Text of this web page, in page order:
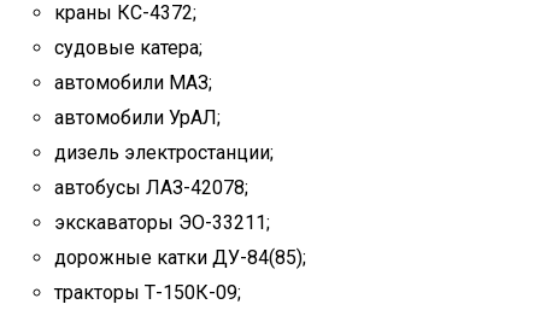
краны КС-4372;
судовые катера;
автомобили МАЗ;
автомобили УрАЛ;
дизель электростанции;
автобусы ЛАЗ-42078;
экскаваторы ЭО-33211;
дорожные катки ДУ-84(85);
тракторы Т-150К-09;